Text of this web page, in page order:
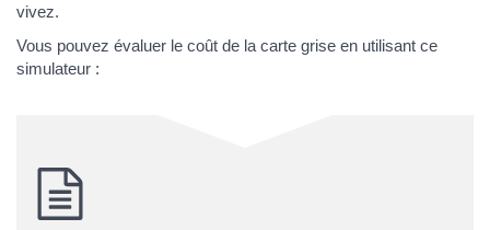
vivez.
Vous pouvez évaluer le coût de la carte grise en utilisant ce
simulateur :